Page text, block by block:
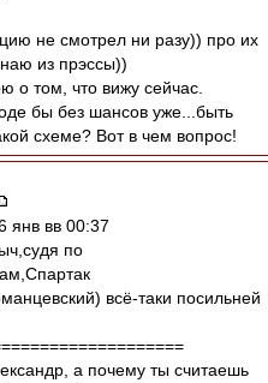
не смотрел ни разу)) про их
из прэссы))
о том, что вижу сейчас.
бы без шансов уже...быть
схеме? Вот в чем вопрос!
янв вв 00:37
по
всё-таки посильней
а почему ты считаешь